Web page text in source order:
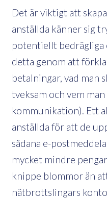
Det är viktigt att
anställda känner sig
potentiellt bedrägliga
detta genom att
betalningar, vad man
tveksam och vem
kommunikation). Ett
anställda för att de
sådana e-
mycket mindre
knippe blommor än
nätbrottslingars